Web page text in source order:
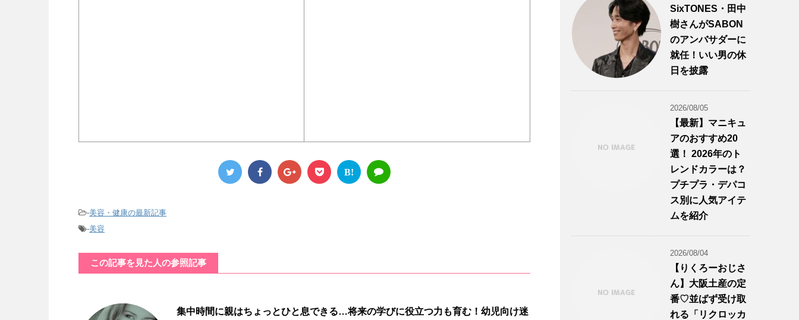
B!
-美容・健康の最新記事
-美容
この記事を見た人の参照記事
集中時間に親はちょっとひと息できる…将来の学びに役立つ力も育む！幼児向け迷
SixTONES・田中
樹さんがSABON
のアンバサダーに
就任！いい男の休
日を披露
2026/08/05
【最新】マニキュ
アのおすすめ20
選！ 2026年のト
レンドカラーは？
プチプラ・デパコ
ス別に人気アイテ
ムを紹介
2026/08/04
【りくろーおじさ
ん】大阪土産の定
番♡並ばず受け取
れる「リクロッカ